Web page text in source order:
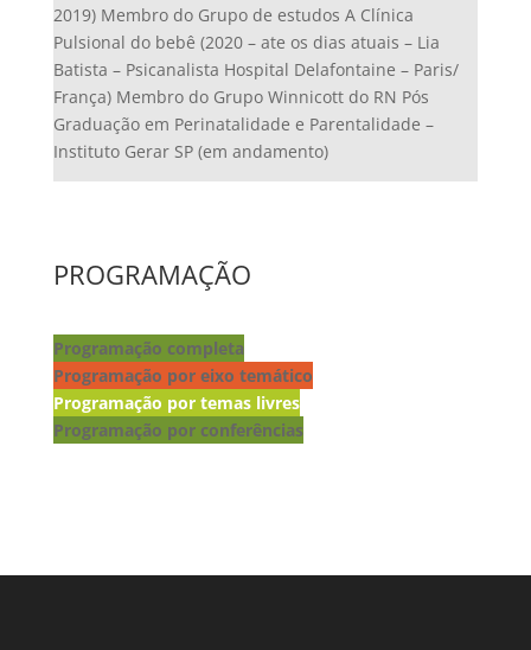
2019) Membro do Grupo de estudos A Clínica
Pulsional do bebê (2020 – ate os dias atuais – Lia
Batista – Psicanalista Hospital Delafontaine – Paris/
França) Membro do Grupo Winnicott do RN Pós
Graduação em Perinatalidade e Parentalidade –
Instituto Gerar SP (em andamento)
PROGRAMAÇÃO
Programação completa
Programação por eixo temático
Programação por temas livres
Programação por conferências